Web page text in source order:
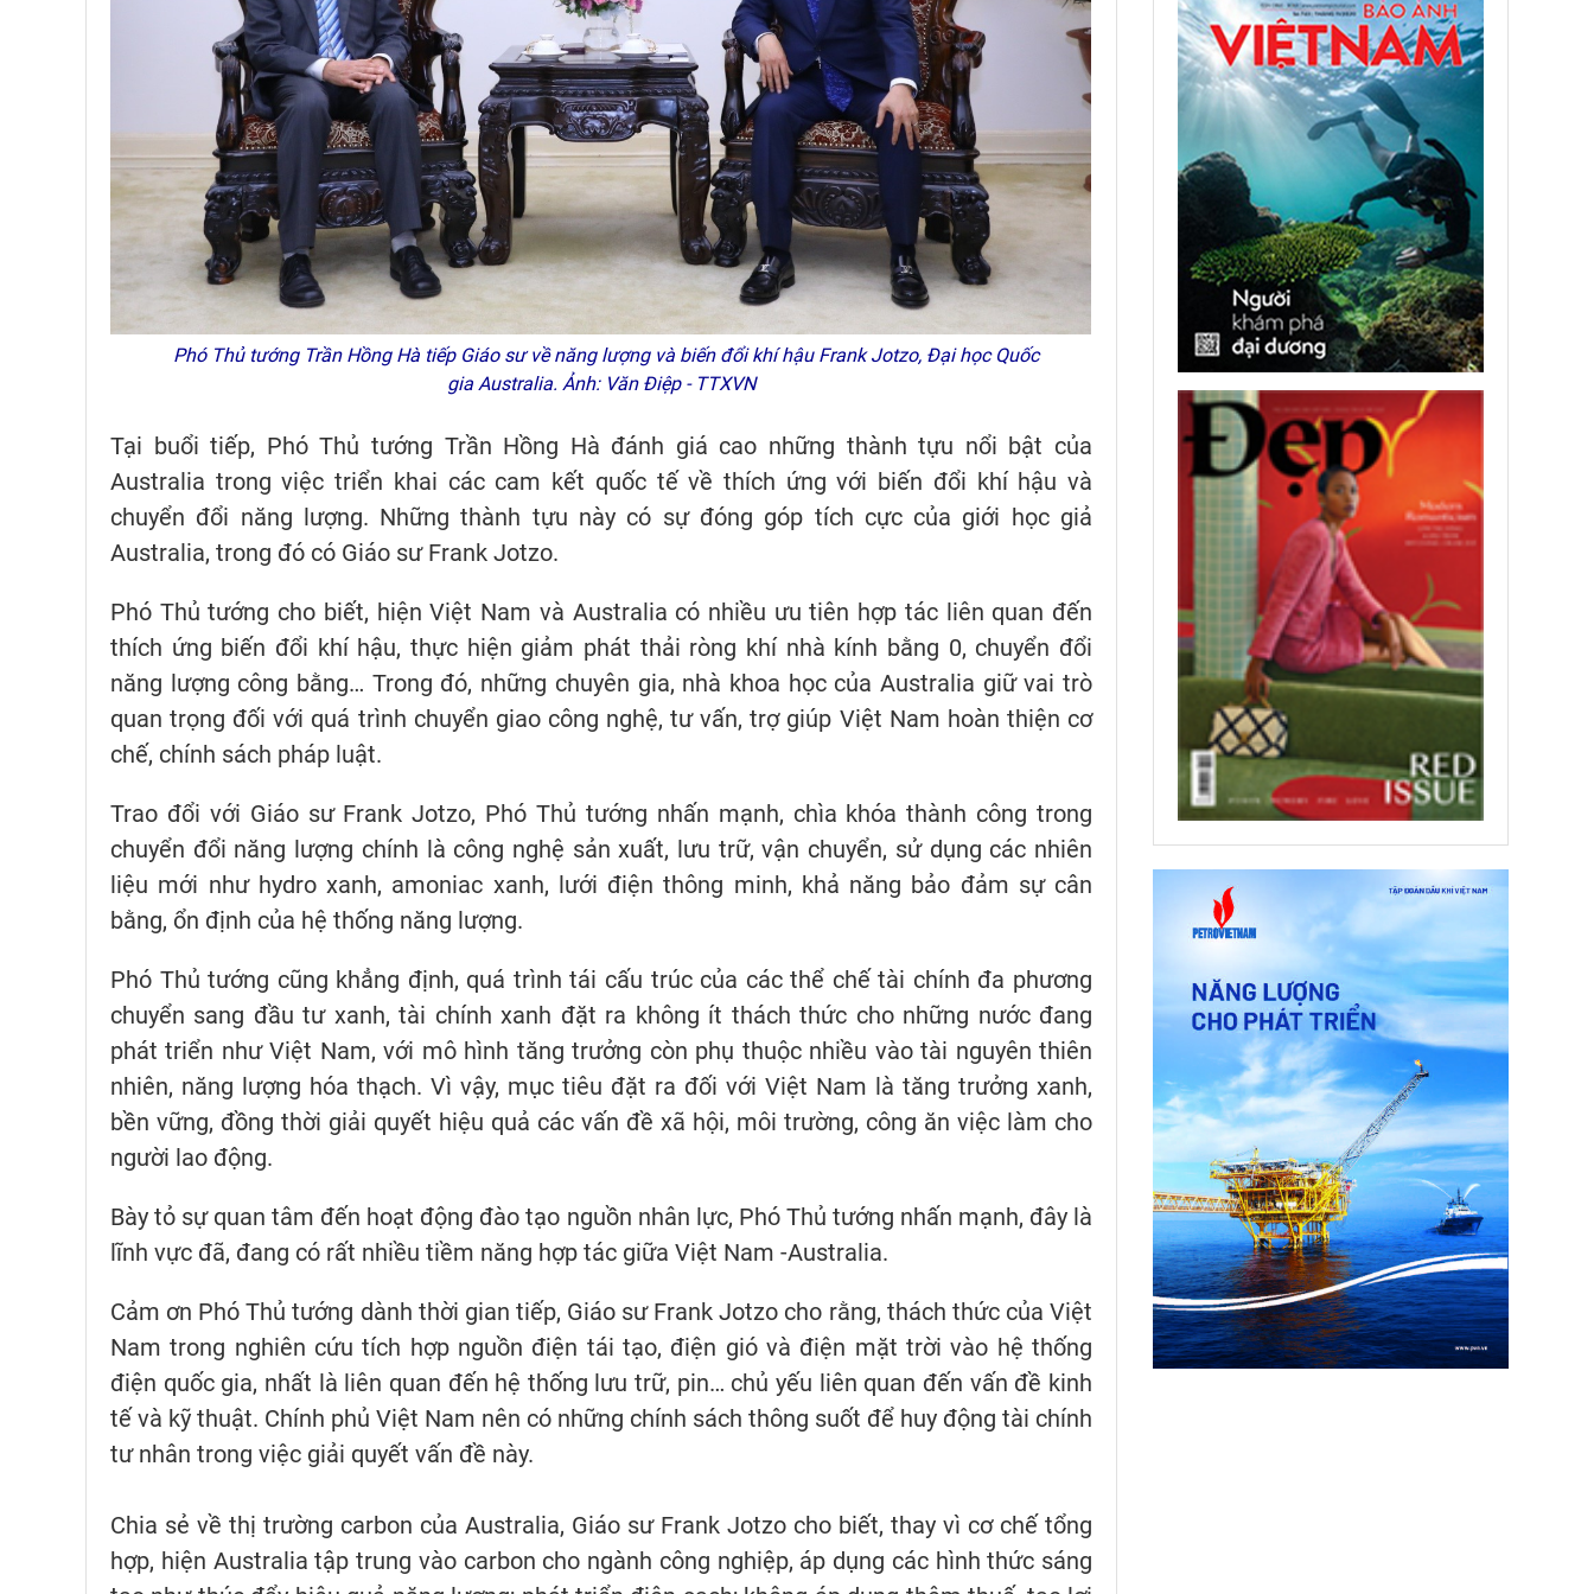
Phó Thủ tướng Trần Hồng Hà tiếp Giáo sư về năng lượng và biến đổi khí hậu Frank Jotzo, Đại học Quốc
gia Australia. Ảnh: Văn Điệp - TTXVN
Tại buổi tiếp, Phó Thủ tướng Trần Hồng Hà đánh giá cao những thành tựu nổi bật của
Australia trong việc triển khai các cam kết quốc tế về thích ứng với biến đổi khí hậu và
chuyển đổi năng lượng. Những thành tựu này có sự đóng góp tích cực của giới học giả
Australia, trong đó có Giáo sư Frank Jotzo.
Phó Thủ tướng cho biết, hiện Việt Nam và Australia có nhiều ưu tiên hợp tác liên quan đến
thích ứng biến đổi khí hậu, thực hiện giảm phát thải ròng khí nhà kính bằng 0, chuyển đổi
năng lượng công bằng… Trong đó, những chuyên gia, nhà khoa học của Australia giữ vai trò
quan trọng đối với quá trình chuyển giao công nghệ, tư vấn, trợ giúp Việt Nam hoàn thiện cơ
chế, chính sách pháp luật.
Trao đổi với Giáo sư Frank Jotzo, Phó Thủ tướng nhấn mạnh, chìa khóa thành công trong
chuyển đổi năng lượng chính là công nghệ sản xuất, lưu trữ, vận chuyển, sử dụng các nhiên
liệu mới như hydro xanh, amoniac xanh, lưới điện thông minh, khả năng bảo đảm sự cân
bằng, ổn định của hệ thống năng lượng.
Phó Thủ tướng cũng khẳng định, quá trình tái cấu trúc của các thể chế tài chính đa phương
chuyển sang đầu tư xanh, tài chính xanh đặt ra không ít thách thức cho những nước đang
phát triển như Việt Nam, với mô hình tăng trưởng còn phụ thuộc nhiều vào tài nguyên thiên
nhiên, năng lượng hóa thạch. Vì vậy, mục tiêu đặt ra đối với Việt Nam là tăng trưởng xanh,
bền vững, đồng thời giải quyết hiệu quả các vấn đề xã hội, môi trường, công ăn việc làm cho
người lao động.
Bày tỏ sự quan tâm đến hoạt động đào tạo nguồn nhân lực, Phó Thủ tướng nhấn mạnh, đây là
lĩnh vực đã, đang có rất nhiều tiềm năng hợp tác giữa Việt Nam -Australia.
Cảm ơn Phó Thủ tướng dành thời gian tiếp, Giáo sư Frank Jotzo cho rằng, thách thức của Việt
Nam trong nghiên cứu tích hợp nguồn điện tái tạo, điện gió và điện mặt trời vào hệ thống
điện quốc gia, nhất là liên quan đến hệ thống lưu trữ, pin… chủ yếu liên quan đến vấn đề kinh
tế và kỹ thuật. Chính phủ Việt Nam nên có những chính sách thông suốt để huy động tài chính
tư nhân trong việc giải quyết vấn đề này.
Chia sẻ về thị trường carbon của Australia, Giáo sư Frank Jotzo cho biết, thay vì cơ chế tổng
hợp, hiện Australia tập trung vào carbon cho ngành công nghiệp, áp dụng các hình thức sáng